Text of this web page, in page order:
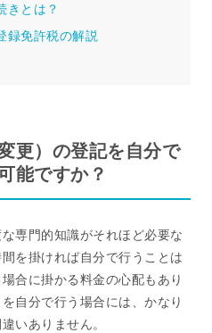
きとは？
録免許税の解説
更）の登記を自分で
能ですか？
専門的知識がそれほど必要な
を掛ければ自分で行うことは
合に掛かる料金の心配もあり
自分で行う場合には、かなり
いありません。